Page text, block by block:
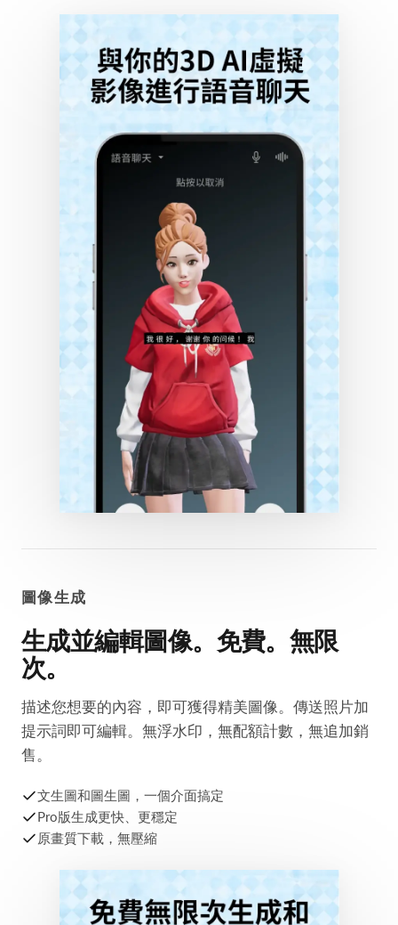
選擇神經預設聲音或克隆您自己的聲音
圖像生成
生成並編輯圖像。免費。無限
次。
描述您想要的內容，即可獲得精美圖像。傳送照片加
售。
文生圖和圖生圖，一個介面搞定